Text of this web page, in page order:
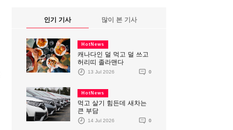
인기 기사 많이 본 기사
HotNews
캐나다인 덜 먹고 덜 쓰고
허리띠 졸라맨다
13 Jul 2026 0
HotNews
먹고 살기 힘든데 새차는
큰 부담
14 Jul 2026 0